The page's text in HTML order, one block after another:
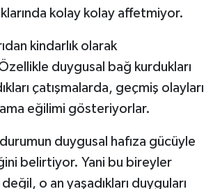
kolay kolay affetmiyor.
kindarlık olarak
duygusal bağ kurdukları
çatışmalarda, geçmiş olayları
eğilimi gösteriyorlar.
duygusal hafıza gücüyle
belirtiyor. Yani bu bireyler
o an yaşadıkları duyguları